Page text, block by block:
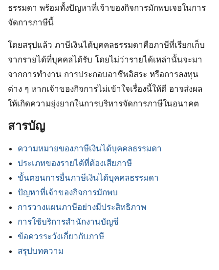
ธรรมดา พร้อมทั้งปัญหาที่เจ้าของกิจการมักพบเจอในการ
จัดการภาษีนี้
โดยสรุปแล้ว ภาษีเงินได้บุคคลธรรมดาคือภาษีที่เรียกเก็บ
จากรายได้ที่บุคคลได้รับ โดยไม่ว่ารายได้เหล่านั้นจะมา
จากการทำงาน การประกอบอาชีพอิสระ หรือการลงทุน
ต่าง ๆ หากเจ้าของกิจการไม่เข้าใจเรื่องนี้ให้ดี อาจส่งผล
ให้เกิดความยุ่งยากในการบริหารจัดการภาษีในอนาคต
สารบัญ
ความหมายของภาษีเงินได้บุคคลธรรมดา
ประเภทของรายได้ที่ต้องเสียภาษี
ขั้นตอนการยื่นภาษีเงินได้บุคคลธรรมดา
ปัญหาที่เจ้าของกิจการมักพบ
การวางแผนภาษีอย่างมีประสิทธิภาพ
การใช้บริการสำนักงานบัญชี
ข้อควรระวังเกี่ยวกับภาษี
สรุปบทความ